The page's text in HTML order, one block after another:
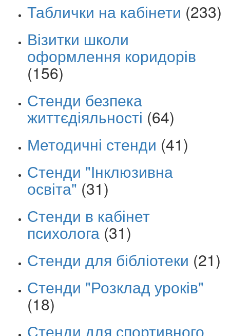
Таблички на кабінети (233)
Візитки школи
оформлення коридорів
(156)
Стенди безпека
життєдіяльності (64)
Методичні стенди (41)
Стенди "Інклюзивна
освіта" (31)
Стенди в кабінет
психолога (31)
Стенди для бібліотеки (21)
Стенди "Розклад уроків"
(18)
Стенди для спортивного